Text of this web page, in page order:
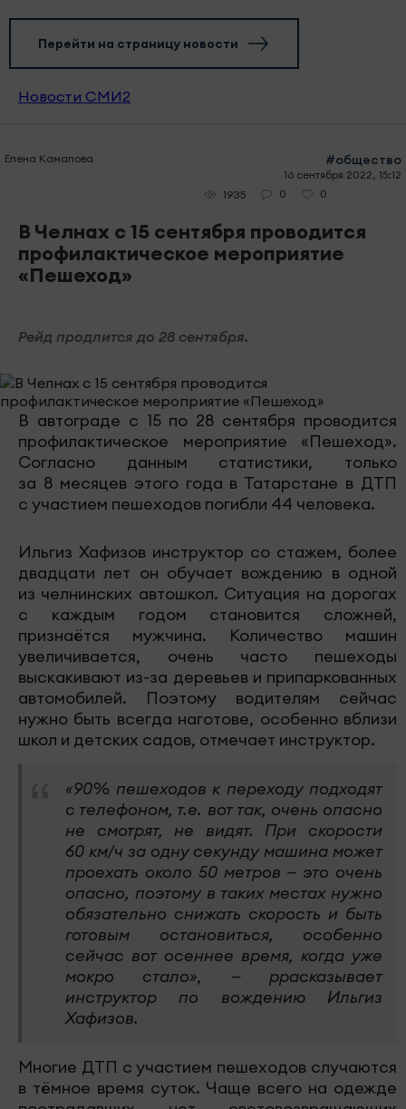
Перейти на страницу новости
Новости СМИ2
Елена Камалова #общество
16 сентября 2022, 15:12
1935
0 0
В Челнах с 15 сентября проводится
профилактическое мероприятие
«Пешеход»
Рейд продлится до 28 сентября.
В автограде с 15 по 28 сентября проводится
профилактическое мероприятие «Пешеход».
Согласно данным статистики, только
за 8 месяцев этого года в Татарстане в ДТП
с участием пешеходов погибли 44 человека.
Ильгиз Хафизов инструктор со стажем, более
двадцати лет он обучает вождению в одной
из челнинских автошкол. Ситуация на дорогах
с каждым годом становится сложней,
признаётся мужчина. Количество машин
увеличивается, очень часто пешеходы
выскакивают из-за деревьев и припаркованных
автомобилей. Поэтому водителям сейчас
нужно быть всегда наготове, особенно вблизи
школ и детских садов, отмечает инструктор.
«90% пешеходов к переходу подходят
с телефоном, т.е. вот так, очень опасно
не смотрят, не видят. При скорости
60 км/ч за одну секунду машина может
проехать около 50 метров — это очень
опасно, поэтому в таких местах нужно
обязательно снижать скорость и быть
готовым остановиться, особенно
сейчас вот осеннее время, когда уже
мокро стало», — ррасказывает
инструктор по вождению Ильгиз
Хафизов.
Многие ДТП с участием пешеходов случаются
в тёмное время суток. Чаще всего на одежде